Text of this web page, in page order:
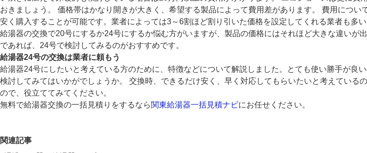
おきましょう。 価格帯はかなり開きが大きく、希望する製品によって費用差があります。 費用につ
安く購入することが可能です。業者によっては3～6割ほど割り引いた価格を設定してくれる業者も多
給湯器の交換で20号にするか24号にするか悩む方がいますが、製品の価格にはそれほど大きな違い
であれば、24号で検討してみるのがおすすめです。
給湯器24号の交換は業者に頼もう
給湯器24号にしたいと考えている方のために、特徴などについて解説しました。とても使い勝手が良
検討してみてはいかがでしょうか。 交換時、できるだけ安く、早く対応してもらいたいと考えてい
ので、役立ててみてください。
無料で給湯器交換の一括見積りをするなら関東給湯器一括見積ナビにお任せください。
関連記事